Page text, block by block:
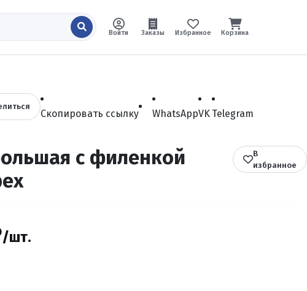
Войти Заказы Избранное Корзина
Скопировать ссылку WhatsAppVK Telegram
с филенкой
В
избранное
/шт.